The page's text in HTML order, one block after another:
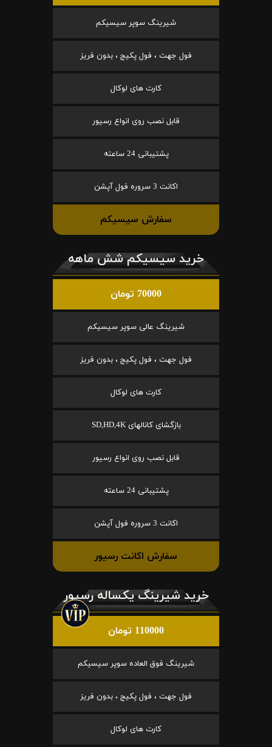
شیرینگ سوپر سیسیکم
فول جهت ، فول پکیج ، بدون فریز
کارت های لوکال
قابل نصب روی انواع رسیور
پشتیبانی 24 ساعته
اکانت 3 سروره فول آپشن
سفارش سیسیکم
خرید سیسیکم شش ماهه
70000 تومان
شیرینگ عالی سوپر سیسیکم
فول جهت ، فول پکیج ، بدون فریز
کارت های لوکال
بازگشای کانالهای SD,HD,4K
قابل نصب روی انواع رسیور
پشتیبانی 24 ساعته
اکانت 3 سروره فول آپشن
سفارش اکانت رسیور
خرید شیرینگ یکساله رسیور
110000 تومان
شیرینگ فوق العاده سوپر سیسیکم
فول جهت ، فول پکیج ، بدون فریز
کارت های لوکال